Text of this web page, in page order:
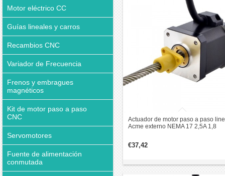
Motor eléctrico CC
Guías lineales y carros
Recambios CNC
Variador de Frecuencia
Frenos y embragues
magnéticos
Kit de motor paso a paso
CNC
Servomotores
Fuente de alimentación
conmutada
Actuador de motor paso a paso
Acme externo NEMA 17 2,5A 1,8
€37,42